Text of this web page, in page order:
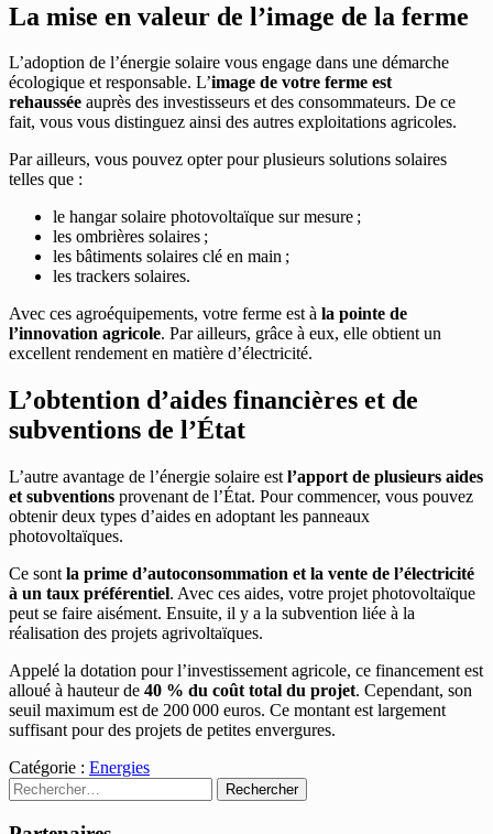
La mise en valeur de l’image de la ferme
L’adoption de l’énergie solaire vous engage dans une démarche
écologique et responsable. L’image de votre ferme est
rehaussée auprès des investisseurs et des consommateurs. De ce
fait, vous vous distinguez ainsi des autres exploitations agricoles.
Par ailleurs, vous pouvez opter pour plusieurs solutions solaires
telles que :
le hangar solaire photovoltaïque sur mesure ;
les ombrières solaires ;
les bâtiments solaires clé en main ;
les trackers solaires.
Avec ces agroéquipements, votre ferme est à la pointe de
l’innovation agricole. Par ailleurs, grâce à eux, elle obtient un
excellent rendement en matière d’électricité.
L’obtention d’aides financières et de
subventions de l’État
L’autre avantage de l’énergie solaire est l’apport de plusieurs aides
et subventions provenant de l’État. Pour commencer, vous pouvez
obtenir deux types d’aides en adoptant les panneaux
photovoltaïques.
Ce sont la prime d’autoconsommation et la vente de l’électricité
à un taux préférentiel. Avec ces aides, votre projet photovoltaïque
peut se faire aisément. Ensuite, il y a la subvention liée à la
réalisation des projets agrivoltaïques.
Appelé la dotation pour l’investissement agricole, ce financement est
alloué à hauteur de 40 % du coût total du projet. Cependant, son
seuil maximum est de 200 000 euros. Ce montant est largement
suffisant pour des projets de petites envergures.
Catégorie : Energies
Rechercher :